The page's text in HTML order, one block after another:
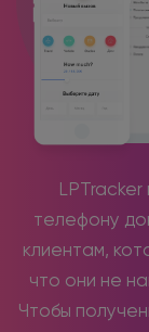
телефону
клиентам,
что они не
Чтобы